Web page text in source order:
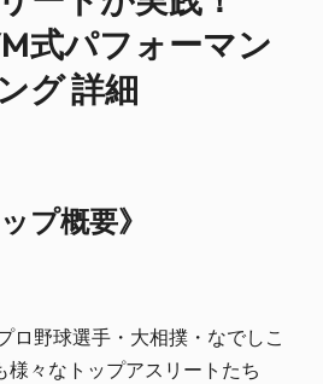
式パフォーマン
グ 詳細
プ概要》
ロ野球選手・大相撲・なでしこ
々なトップアスリートたち